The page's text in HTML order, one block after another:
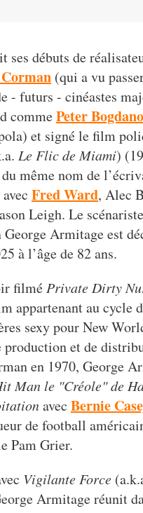
ses débuts de
(qui a vu
- futurs - cinéastes
commePeter
et signé le film
Le Flic de Miami)
même nom de
Fred Ward, Alec
Leigh. Le
Armitage est
à l’âge de 82 ans.
filmé Private Dirty
appartenant au cycle
sexy pour New
production et de
en 1970, George
Man le "Créole" de
avec Bernie
de football
Pam Grier.
Vigilante Force
Armitage réunit